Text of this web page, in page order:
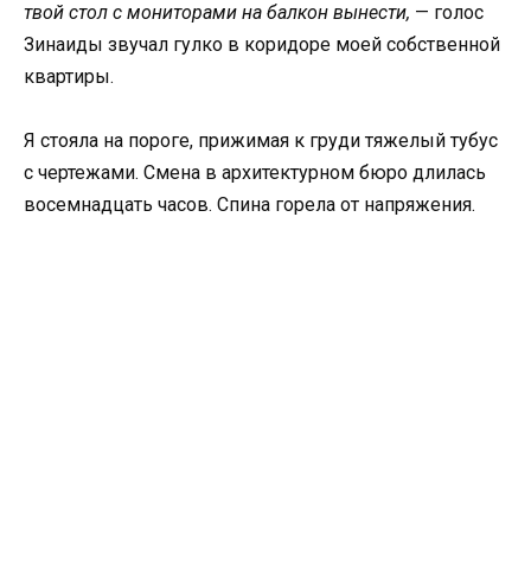
твой стол с мониторами на балкон вынести, — голос
Зинаиды звучал гулко в коридоре моей собственной
квартиры.
Я стояла на пороге, прижимая к груди тяжелый тубус
с чертежами. Смена в архитектурном бюро длилась
восемнадцать часов. Спина горела от напряжения.